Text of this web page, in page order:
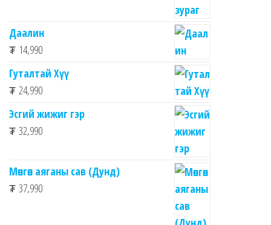
Даалин
₮ 14,990
Гуталтай Хүү
₮ 24,990
Эсгий жижиг гэр
₮ 32,990
Мөнгөн аяганы сав (Дунд)
₮ 37,990